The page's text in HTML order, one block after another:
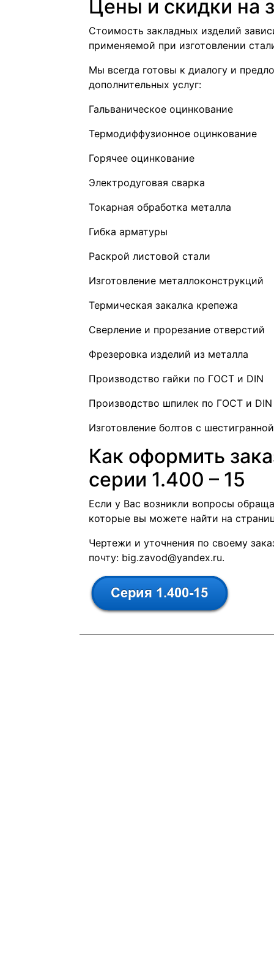
Цены и скидки на
Стоимость закладных изделий
применяемой при изготовлении
Мы всегда готовы к диалогу и
дополнительных услуг:
Гальваническое оцинкование
Термодиффузионное оцинкование
Горячее оцинкование
Электродуговая сварка
Токарная обработка металла
Гибка арматуры
Раскрой листовой стали
Изготовление металлоконструкций
Термическая закалка крепежа
Сверление и прорезание отверстий
Фрезеровка изделий из металла
Производство гайки по ГОСТ и DIN
Производство шпилек по ГОСТ и DIN
Изготовление болтов с
Как оформить
серии 1.400 – 15
Если у Вас возникли вопросы
которые вы можете найти на
Чертежи и уточнения по своему
почту: big.zavod@yandex.ru.